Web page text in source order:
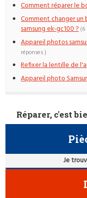
Comment réparer le
Comment changer un
samsung ek-gc100 ? (6
Appareil photos
réponses )
Refixer la lentille de
Appareil photo
Réparer, c'est
Je